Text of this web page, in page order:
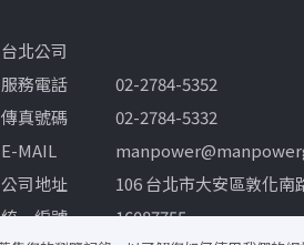
台北公司
服務電話
02-2784-5352
傳真號碼
02-2784-5332
E-MAIL
公司地址
106 台北市大安區敦化南
統一編號
16087755